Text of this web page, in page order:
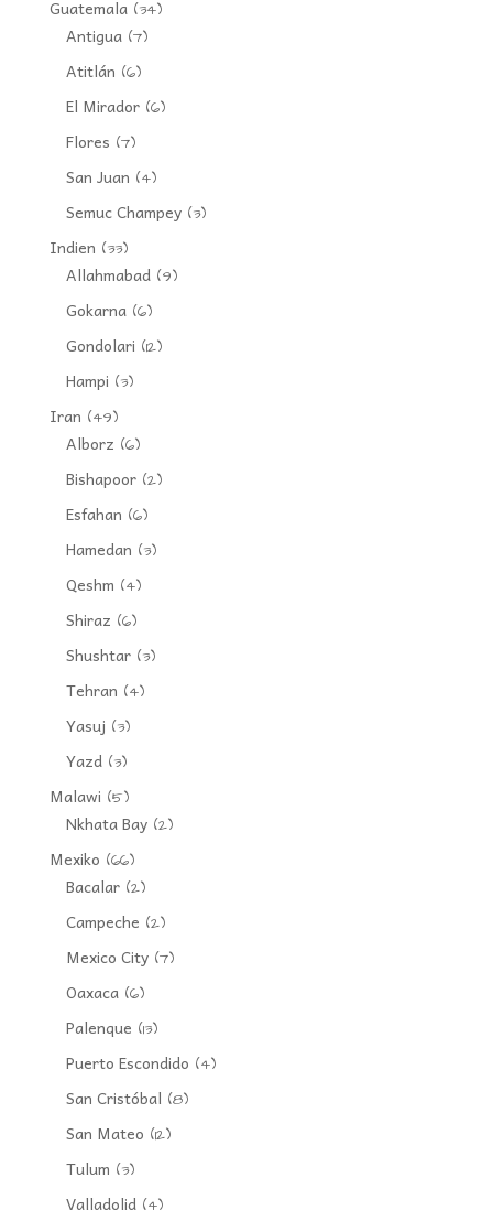
Guatemala(34)
Antigua(7)
Atitlán (6)
El Mirador(6)
Flores (7)
San Juan (4)
Semuc Champey(3)
Indien (33)
Allahmabad(9)
Gokarna(6)
Gondolari (12)
Hampi (3)
Iran (49)
Alborz (6)
Bishapoor(2)
Esfahan (6)
Hamedan (3)
Qeshm (4)
Shiraz (6)
Shushtar(3)
Tehran (4)
Yasuj (3)
Yazd(3)
Malawi (5)
Nkhata Bay(2)
Mexiko (66)
Bacalar(2)
Campeche (2)
Mexico City(7)
Oaxaca(6)
Palenque (13)
Puerto Escondido (4)
San Cristóbal (8)
San Mateo (12)
Tulum (3)
Valladolid(4)